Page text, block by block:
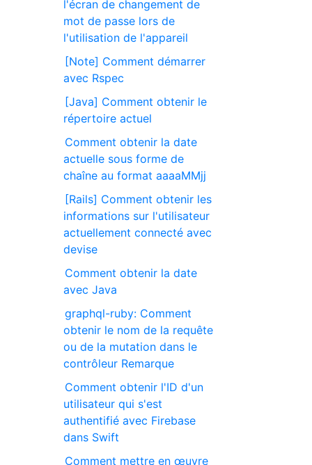
l'écran de changement de
mot de passe lors de
l'utilisation de l'appareil
[Note] Comment démarrer
avec Rspec
[Java] Comment obtenir le
répertoire actuel
Comment obtenir la date
actuelle sous forme de
chaîne au format aaaaMMjj
[Rails] Comment obtenir les
informations sur l'utilisateur
actuellement connecté avec
devise
Comment obtenir la date
avec Java
graphql-ruby: Comment
obtenir le nom de la requête
ou de la mutation dans le
contrôleur Remarque
Comment obtenir l'ID d'un
utilisateur qui s'est
authentifié avec Firebase
dans Swift
Comment mettre en œuvre